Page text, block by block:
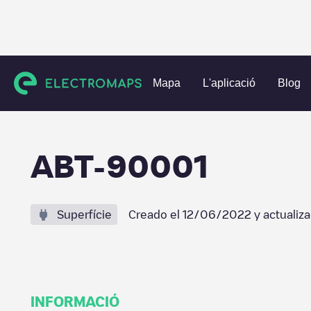
Mapa L'aplicació Blog
Charging stations Portugal Santarém Abrantes
ABT-90001
Superfície Creado el 12/06/2022 y
INFORMACIÓ